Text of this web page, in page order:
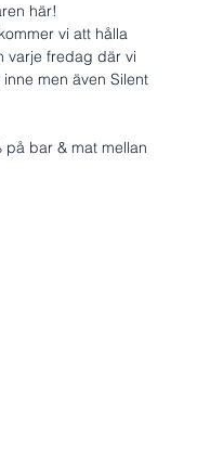
här!
vi att hålla
varje fredag där vi
men även Silent
bar & mat mellan